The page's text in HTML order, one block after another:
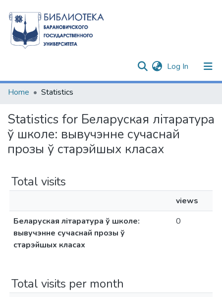
Log In (current)
Communities & Collections
Home Statistics
Statistics for Беларуская літаратура
ў школе: вывучэнне сучаснай
прозы ў старэйшых класах
Total visits
views
Беларуская літаратура ў школе:
вывучэнне сучаснай прозы ў
старэйшых класах
0
Total visits per month